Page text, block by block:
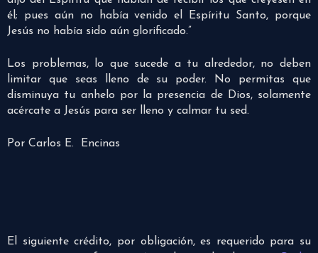
él; pues aún no había venido el Espíritu Santo, porque
Jesús no había sido aún glorificado.”
Los problemas, lo que sucede a tu alrededor, no deben
limitar que seas lleno de su poder. No permitas que
disminuya tu anhelo por la presencia de Dios, solamente
acércate a Jesús para ser lleno y calmar tu sed.
Por Carlos E. Encinas
El siguiente crédito, por obligación, es requerido para su